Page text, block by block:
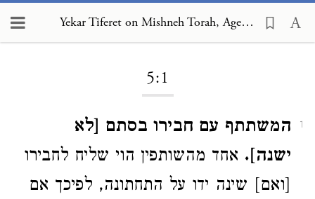
Yekar Tiferet on Mishneh Torah, Agents and Partners 5:1
5:1
1
המשתתף עם חבירו בסתם [לא
ישנה]. אחד מהשותפין הוי שליח לחבירו
[ואם] שינה ידו על התחתונה, לפיכך אם